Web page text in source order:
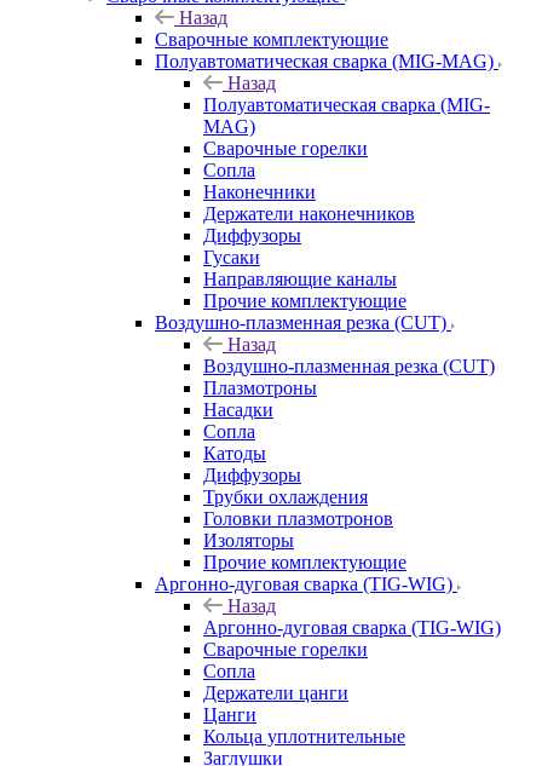
Назад
Сварочные комплектующие
Полуавтоматическая сварка (MIG-MAG)
Назад
Полуавтоматическая сварка (MIG-
MAG)
Сварочные горелки
Сопла
Наконечники
Держатели наконечников
Диффузоры
Гусаки
Направляющие каналы
Прочие комплектующие
Воздушно-плазменная резка (CUT)
Назад
Воздушно-плазменная резка (CUT)
Плазмотроны
Насадки
Сопла
Катоды
Диффузоры
Трубки охлаждения
Головки плазмотронов
Изоляторы
Прочие комплектующие
Аргонно-дуговая сварка (TIG-WIG)
Назад
Аргонно-дуговая сварка (TIG-WIG)
Сварочные горелки
Сопла
Держатели цанги
Цанги
Кольца уплотнительные
Заглушки